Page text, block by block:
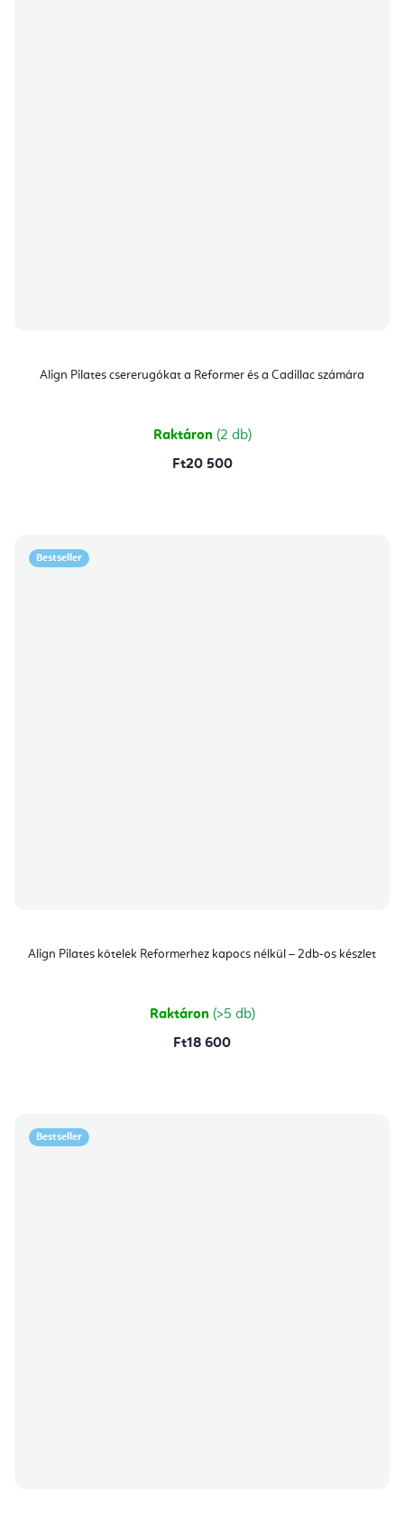
Align Pilates csererugókat a Reformer és a Cadillac számára
Raktáron (2 db)
Ft20 500
Bestseller
Align Pilates kötelek Reformerhez kapocs nélkül – 2db-os készlet
Raktáron (>5 db)
Ft18 600
Bestseller